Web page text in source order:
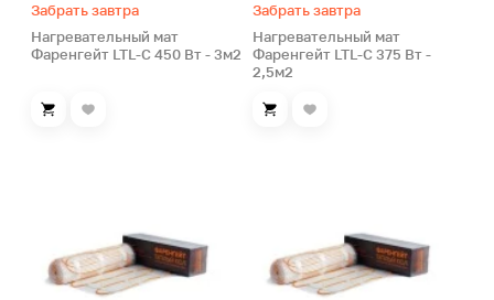
Забрать завтра
Нагревательный мат
Фаренгейт LTL-C 450 Вт - 3м2
Забрать завтра
Нагревательный мат
Фаренгейт LTL-C 375 Вт -
2,5м2